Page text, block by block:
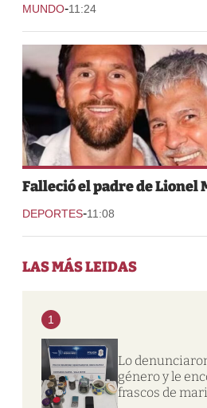
MUNDO-11:24
Falleció el padre de Lionel
DEPORTES-11:08
LAS MÁS LEIDAS
1
Lo
género y le
frascos de